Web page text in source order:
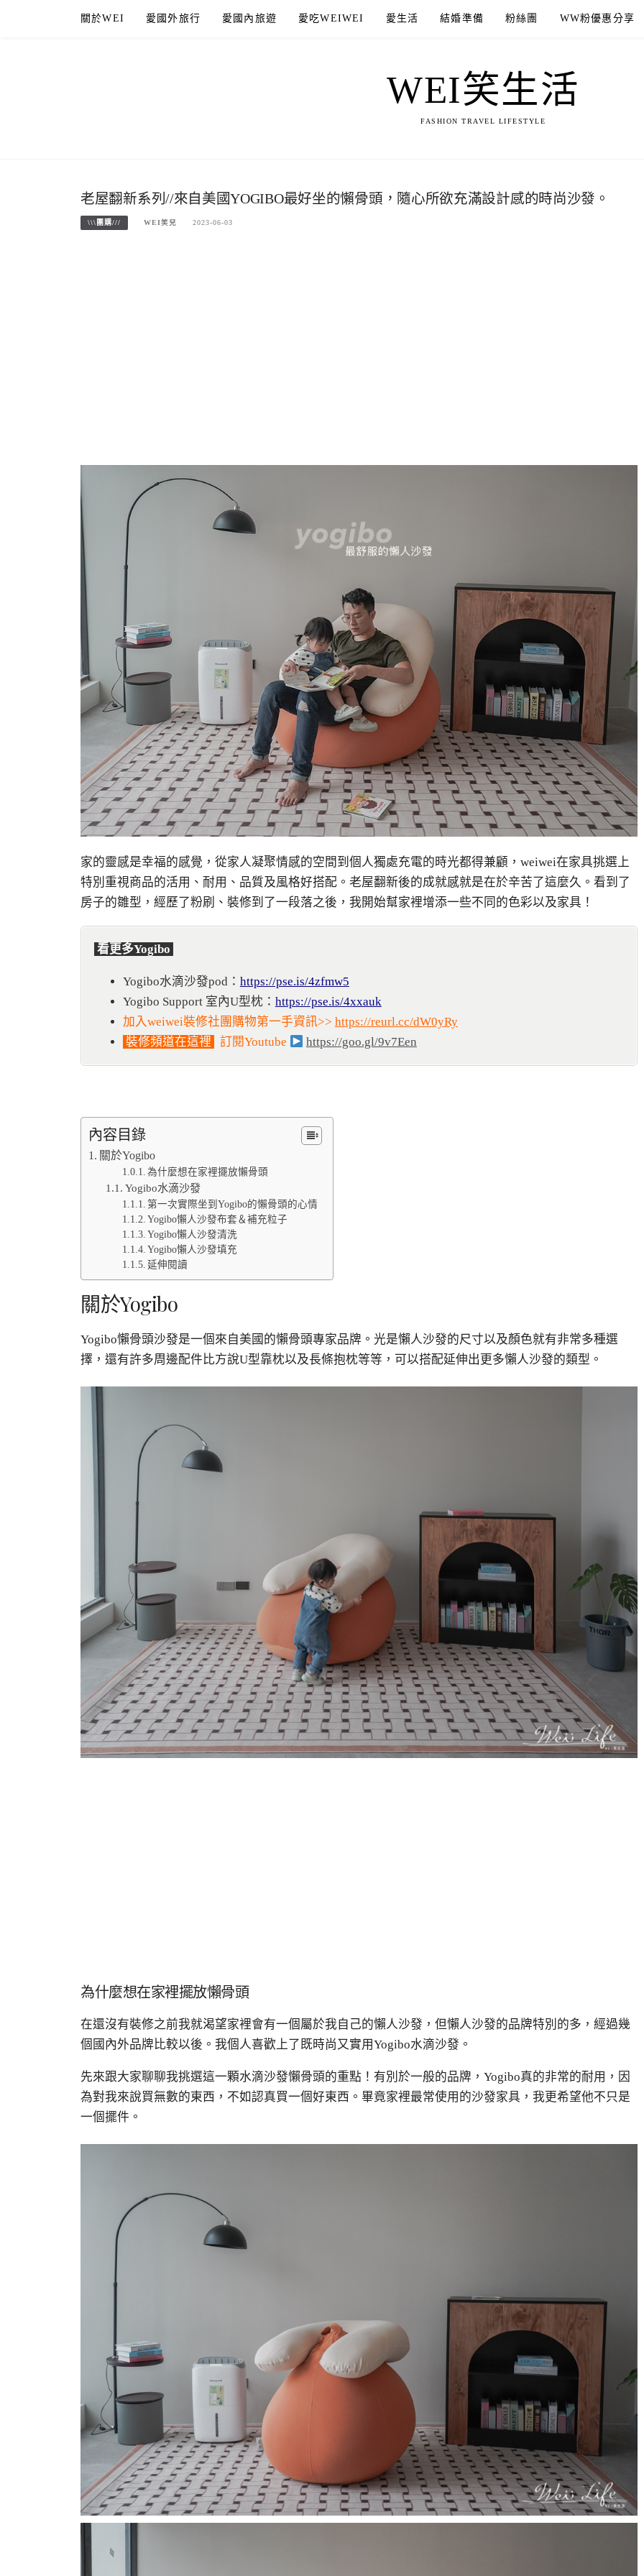
關於WEI 愛國外旅行 愛國內旅遊 愛吃WEIWEI 愛生活 結婚準備 粉絲團 WW粉優惠分享
WEI笑生活
FASHION TRAVEL LIFESTYLE
老屋翻新系列//來自美國YOGIBO最好坐的懶骨頭，隨心所欲充滿設計感的時尚沙發。
\\\團購/// WEI笑兒 2023-06-03
家的靈感是幸福的感覺，從家人凝聚情感的空間到個人獨處充電的時光都得兼顧，weiwei在家具挑選上
特別重視商品的活用、耐用、品質及風格好搭配。 老屋翻新後的成就感就是在於辛苦了這麼久。看到了
房子的雛型，經歷了粉刷、裝修到了一段落之後，我開始幫家裡增添一些不同的色彩以及家具！
看更多Yogibo
Yogibo水滴沙發pod： https://pse.is/4zfmw5
Yogibo Support 室內U型枕 ： https://pse.is/4xxauk
加入weiwei裝修社團購物第一手資訊>> https://reurl.cc/dW0yRy
裝修頻道在這裡
訂閱Youtube https://goo.gl/9v7Een
內容目錄
關於Yogibo
為什麼想在家裡擺放懶骨頭
Yogibo水滴沙發
第一次實際坐到Yogibo的懶骨頭的心情
Yogibo懶人沙發布套＆補充粒子
Yogibo懶人沙發清洗
Yogibo懶人沙發填充
延伸閱讀
關於Yogibo
Yogibo懶骨頭沙發是一個來自美國的懶骨頭專家品牌。光是懶人沙發的尺寸以及顏色就有非常多種選
擇，還有許多周邊配件比方說U型靠枕以及長條抱枕等等，可以搭配延伸出更多懶人沙發的類型。
為什麼想在家裡擺放懶骨頭
在還沒有裝修之前我就渴望家裡會有一個屬於我自己的懶人沙發，但懶人沙發的品牌特別的多，經過幾
個國內外品牌比較以後。我個人喜歡上了既時尚又實用Yogibo水滴沙發。
先來跟大家聊聊我挑選這一顆水滴沙發懶骨頭的重點！有別於一般的品牌， Yogibo真的非常的耐用，因
為對我來說買無數的東西，不如認真買一個好東西。畢竟家裡最常使用的沙發家具，我更希望他不只是
一個擺件。